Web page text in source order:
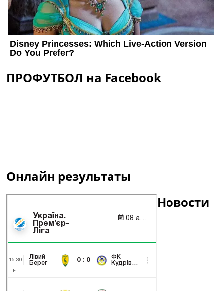
ПРОФУТБОЛ на Facebook
Онлайн результаты
Новости